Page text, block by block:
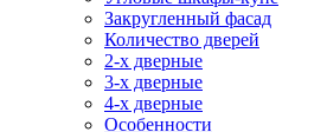
Закругленный фасад
Количество дверей
2-х дверные
3-х дверные
4-х дверные
Особенности